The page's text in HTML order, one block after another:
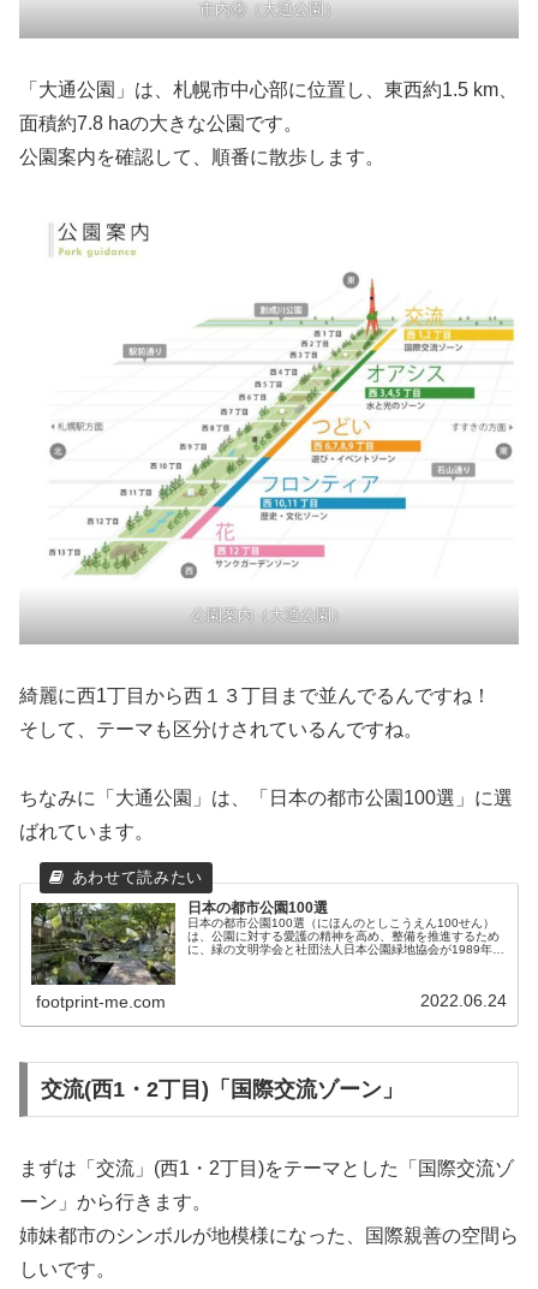
市内④（大通公園）
「大通公園」は、札幌市中心部に位置し、東西約1.5 km、
面積約7.8 haの大きな公園です。
公園案内を確認して、順番に散歩します。
公園案内（大通公園）
綺麗に西1丁目から西１３丁目まで並んでるんですね！
そして、テーマも区分けされているんですね。
ちなみに「大通公園」は、「日本の都市公園100選」に選
ばれています。
日本の都市公園100選
日本の都市公園100選（にほんのとしこうえん100せん）
は、公園に対する愛護の精神を高め、整備を推進するため
に、緑の文明学会と社団法人日本公園緑地協会が1989年
footprint-me.com 2022.06.24
交流(西1・2丁目)「国際交流ゾーン」
まずは「交流」(西1・2丁目)をテーマとした「国際交流ゾ
ーン」から行きます。
姉妹都市のシンボルが地模様になった、国際親善の空間ら
しいです。